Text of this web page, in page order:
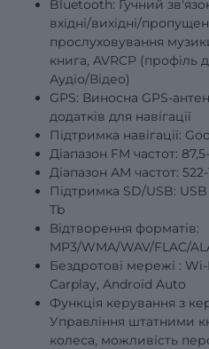
Bluetooth: Гучний
вхідні/вихідні/
прослуховування
книга, AVRCP (профіль
Аудіо/Відео)
GPS: Виносна GPS-
додатків для навігації
Підтримка навігації:
Діапазон FM частот:
Діапазон АМ частот:
Підтримка SD/USB:
Tb
Відтворення форматів:
MP3/WMA/WAV/FLAC/
Бездротові мережі :
Carplay, Android Auto
Функція керування з
Управління штатними
колеса, можливість